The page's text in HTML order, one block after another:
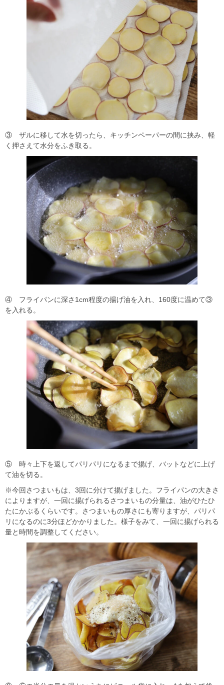
③ ザルに移して水を切ったら、キッチンペーパーの間に挟み、軽
く押さえて水分をふき取る。
④ フライパンに深さ1cm程度の揚げ油を入れ、160度に温めて③
を入れる。
⑤ 時々上下を返してパリパリになるまで揚げ、バットなどに上げ
て油を切る。
※今回さつまいもは、3回に分けて揚げました。フライパンの大きさ
によりますが、一回に揚げられるさつまいもの分量は、油がひたひ
たにかぶるくらいです。さつまいもの厚さにも寄りますが、パリパ
リになるのに3分ほどかかりました。様子をみて、一回に揚げられる
量と時間を調整してください。